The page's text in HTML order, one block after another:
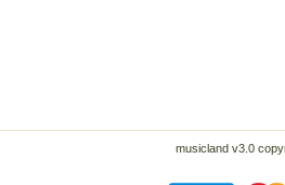
musicland v3.0